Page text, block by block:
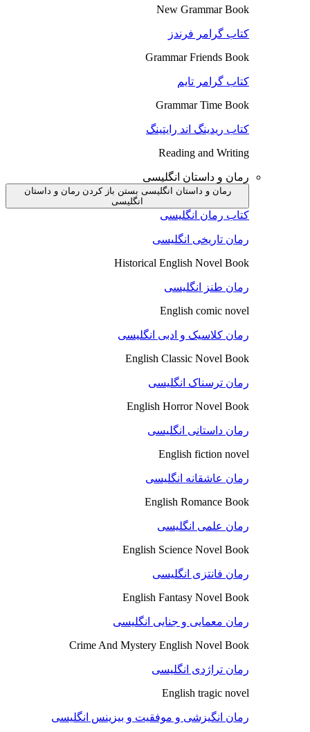
New Grammar Book
کتاب گرامر فرندز
Grammar Friends Book
کتاب گرامر تایم
Grammar Time Book
کتاب ریدینگ اند رایتینگ
Reading and Writing
رمان و داستان انگلیسی
رمان و داستان انگلیسی بستن باز کردن رمان و داستان
انگلیسی
کتاب رمان انگلیسی
رمان تاریخی انگلیسی
Historical English Novel Book
رمان طنز انگلیسی
English comic novel
رمان کلاسیک و ادبی انگلیسی
English Classic Novel Book
رمان ترسناک انگلیسی
English Horror Novel Book
رمان داستانی انگلیسی
English fiction novel
رمان عاشقانه انگلیسی
English Romance Book
رمان علمی انگلیسی
English Science Novel Book
رمان فانتزی انگلیسی
English Fantasy Novel Book
رمان معمایی و جنایی انگلیسی
Crime And Mystery English Novel Book
رمان تراژدی انگلیسی
English tragic novel
رمان انگیزشی و موفقیت و بیزینس انگلیسی